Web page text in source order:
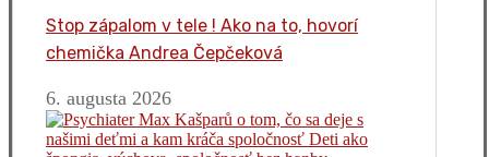
Stop zápalom v tele ! Ako na to, hovorí
chemička Andrea Čepčeková
6. augusta 2026